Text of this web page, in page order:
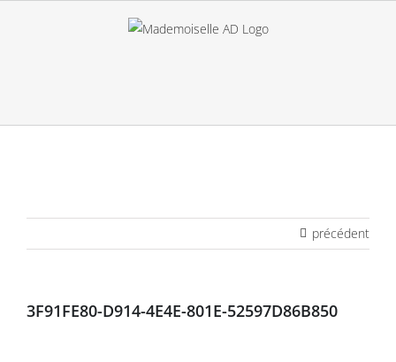
précédent
3F91FE80-D914-4E4E-801E-52597D86B850